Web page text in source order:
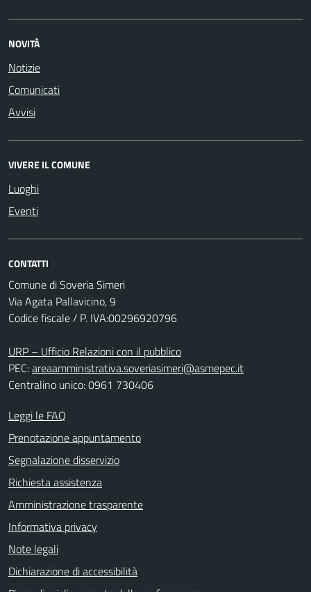
NOVITÀ
Notizie
Comunicati
Avvisi
VIVERE IL COMUNE
Luoghi
Eventi
CONTATTI
Comune di Soveria Simeri
Via Agata Pallavicino, 9
Codice fiscale / P. IVA:00296920796
URP – Ufficio Relazioni con il pubblico
PEC:areaamministrativa.soveriasimeri@asmepec.it
Centralino unico: 0961 730406
Leggi le FAQ
Prenotazione appuntamento
Segnalazione disservizio
Richiesta assistenza
Amministrazione trasparente
Informativa privacy
Note legali
Dichiarazione di accessibilità